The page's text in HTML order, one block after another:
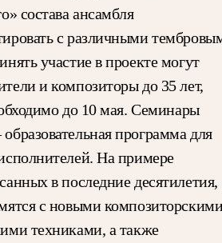
состава ансамбля
с различными
участие в проекте могут
и композиторы до 35 лет,
до 10 мая. Семинары
программа для
На примере
в последние десятилетия,
с новыми
техниками, а также